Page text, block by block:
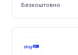
Безкоштовно